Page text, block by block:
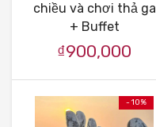
chiều và chơi thả ga
+ Buffet
₫900,000
- 10%